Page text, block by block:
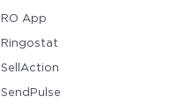
RO App
Ringostat
SellAction
SendPulse